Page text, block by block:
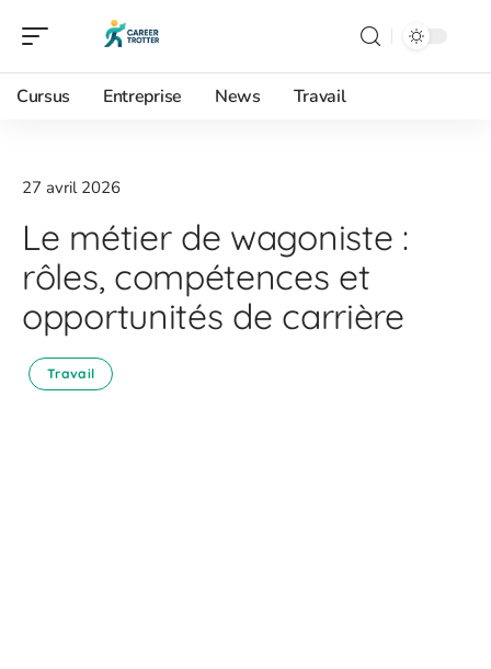
Cursus Entreprise News Travail
27 avril 2026
Le métier de wagoniste :
rôles, compétences et
opportunités de carrière
Travail